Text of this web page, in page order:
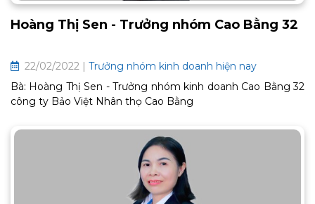
Hoàng Thị Sen - Trưởng nhóm Cao Bằng 32
22/02/2022 | Trưởng nhóm kinh doanh hiện nay
Bà: Hoàng Thị Sen - Trưởng nhóm kinh doanh Cao Bằng 32
công ty Bảo Việt Nhân thọ Cao Bằng